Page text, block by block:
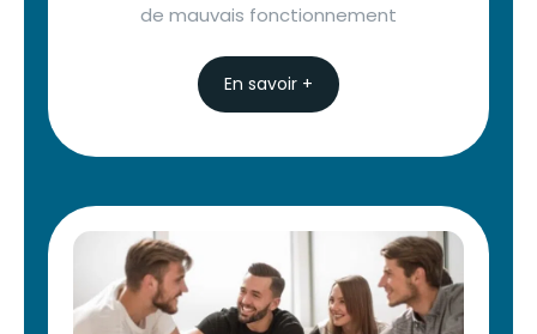
de mauvais fonctionnement
En savoir +